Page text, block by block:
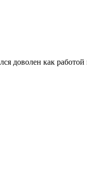
доволен как работой